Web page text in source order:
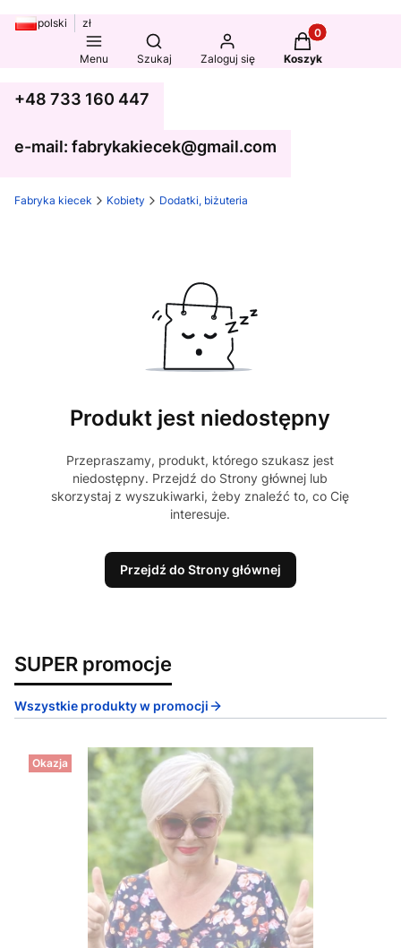
polski zł
Menu
Otwórz wyszukiwarkę
Szukaj Zaloguj się
Produkty w
Koszyk
+48 733 160 447
e-mail: fabrykakiecek@gmail.com
Fabryka kiecek Kobiety Dodatki, biżuteria
Produkt jest niedostępny
Przepraszamy, produkt, którego szukasz jest
niedostępny. Przejdź do Strony głównej lub
skorzystaj z wyszukiwarki, żeby znaleźć to, co Cię
interesuje.
Przejdź do Strony głównej
SUPER promocje
Wszystkie produkty w promocji
Okazja